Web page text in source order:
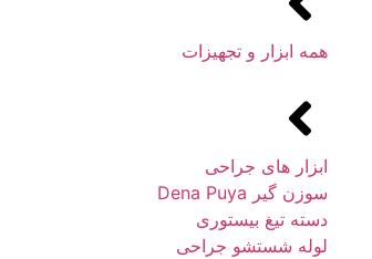
همه ابزار و تجهیزات
ابزار های جراحی
سوزن گیر Dena Puya
دسته تیغ بیستوری
لوله شستشو جراحی